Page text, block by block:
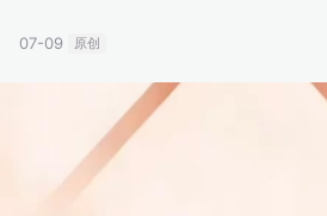
07-09 原创